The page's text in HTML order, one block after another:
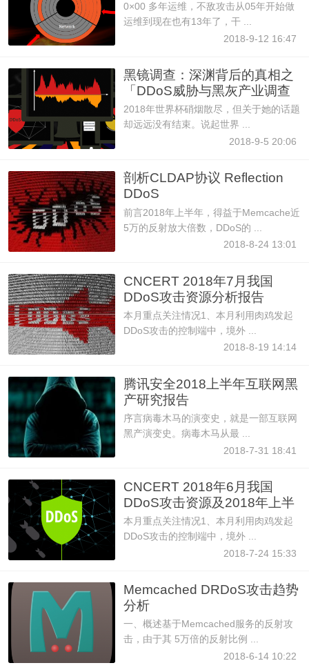
0×00 多年运维，不敌攻击从05年开始做
运维到现在也有13年了，干 ...
2018-9-12 16:47
黑镜调查：深渊背后的真相之
「DDoS威胁与黑灰产业调查
报
2018年世界杯硝烟散尽，但关于她的话题
却远远没有结束。说起世界 ...
2018-9-5 20:06
剖析CLDAP协议 Reflection
DDoS
前言2018年上半年，得益于Memcache近
5万的反射放大倍数，DDoS的 ...
2018-8-24 13:01
CNCERT 2018年7月我国
DDoS攻击资源分析报告
本月重点关注情况1、本月利用肉鸡发起
DDoS攻击的控制端中，境外 ...
2018-8-19 14:14
腾讯安全2018上半年互联网黑
产研究报告
序言病毒木马的演变史，就是一部互联网
黑产演变史。病毒木马从最 ...
2018-7-31 18:41
CNCERT 2018年6月我国
DDoS攻击资源及2018年上半
年治理情
本月重点关注情况1、本月利用肉鸡发起
DDoS攻击的控制端中，境外 ...
2018-7-24 15:33
Memcached DRDoS攻击趋势
分析
一、概述基于Memcached服务的反射攻
击，由于其 5万倍的反射比例 ...
2018-6-14 10:22